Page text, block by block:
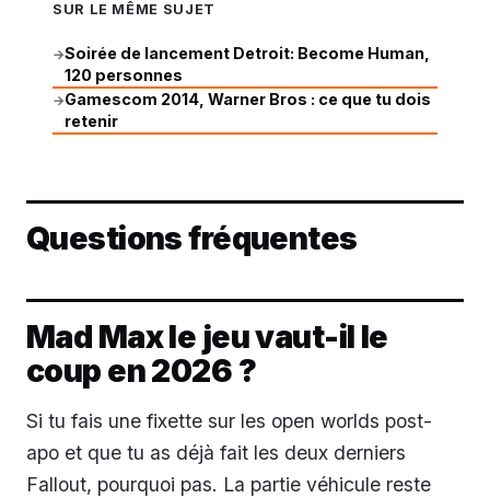
SUR LE MÊME SUJET
→Soirée de lancement Detroit: Become Human,
120 personnes
→Gamescom 2014, Warner Bros : ce que tu dois
retenir
Questions fréquentes
Mad Max le jeu vaut-il le
coup en 2026 ?
Si tu fais une fixette sur les open worlds post-
apo et que tu as déjà fait les deux derniers
Fallout, pourquoi pas. La partie véhicule reste